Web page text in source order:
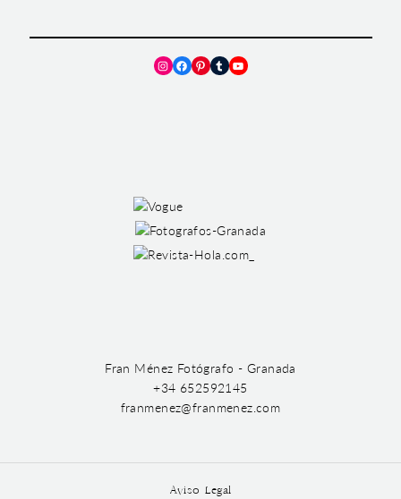
Instagram
Facebook
Pinterest
TumblrYouTube
Fran Ménez Fotógrafo - Granada
+34 652592145
franmenez@franmenez.com
Aviso Legal